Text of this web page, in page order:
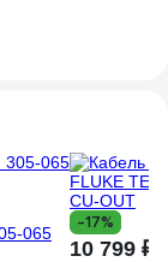
065
-17%
10 799 ₽